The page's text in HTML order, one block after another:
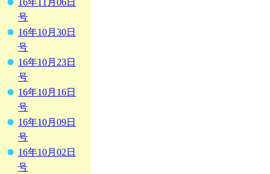
16年11月06日
号
16年10月30日
号
16年10月23日
号
16年10月16日
号
16年10月09日
号
16年10月02日
号